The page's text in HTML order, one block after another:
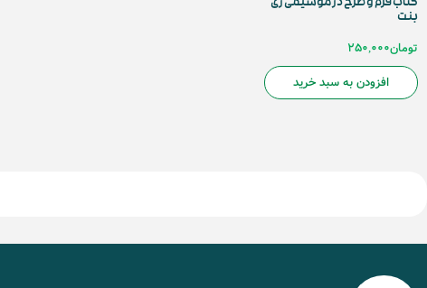
کتاب فرم و طرح در موسیقی ری‌
بنت
تومان250,000
افزودن به سبد خرید